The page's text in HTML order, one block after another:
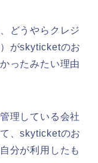
どうやらクレジ
がskyticketのお
ったみたい理由
理している会社
、skyticketのお
分が利用したも